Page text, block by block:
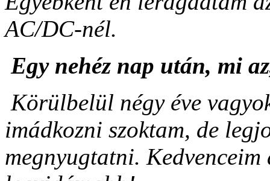
AC/DC-nél.
Egy nehéz nap után, mi
Körülbelül négy éve
imádkozni szoktam, de
megnyugtatni.